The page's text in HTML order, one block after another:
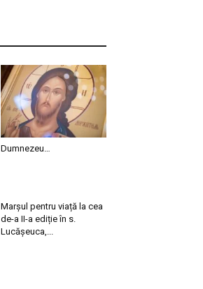
Dumnezeu…
Marșul pentru viață la cea
de-a II-a ediție în s.
Lucășeuca,...